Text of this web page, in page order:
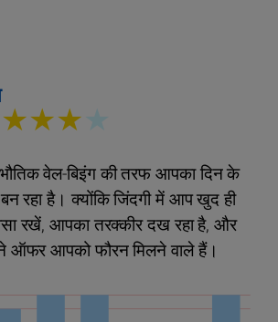
★
वेल-बिइंग की तरफ आपका दिन के
रहा है। क्योंकि जिंदगी में आप खुद ही
रखें, आपका तरक्‍कीर दख रहा है, और
ऑफर आपको फौरन मिलने वाले हैं।